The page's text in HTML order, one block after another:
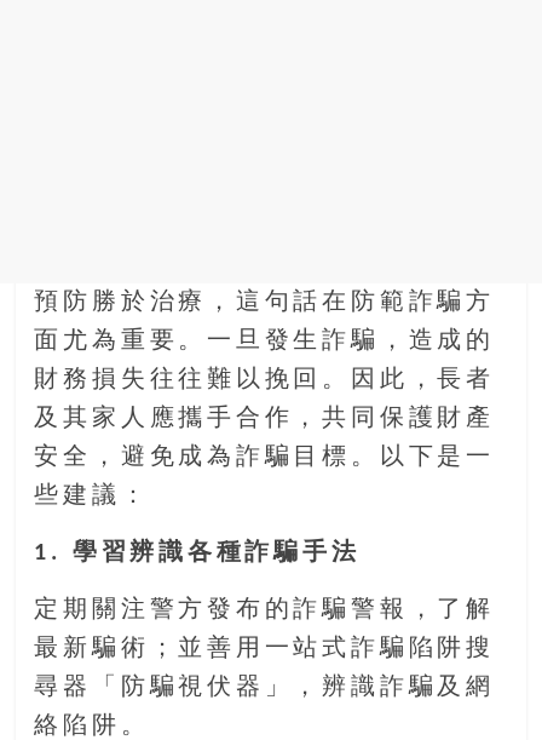
預防勝於治療，這句話在防範詐騙方
面尤為重要。一旦發生詐騙，造成的
財務損失往往難以挽回。因此，長者
及其家人應攜手合作，共同保護財產
安全，避免成為詐騙目標。以下是一
些建議：
1. 學習辨識各種詐騙手法
定期關注警方發布的詐騙警報，了解
最新騙術；並善用一站式詐騙陷阱搜
尋器「防騙視伏器」，辨識詐騙及網
絡陷阱。